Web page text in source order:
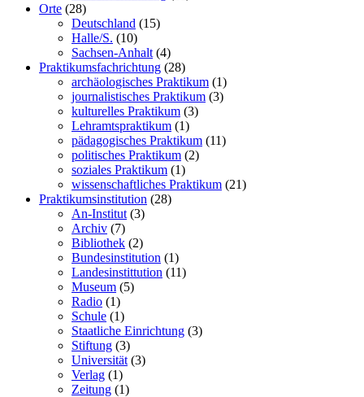
Orte (28)
Deutschland (15)
Halle/S. (10)
Sachsen-Anhalt (4)
Praktikumsfachrichtung (28)
archäologisches Praktikum (1)
journalistisches Praktikum (3)
kulturelles Praktikum (3)
Lehramtspraktikum (1)
pädagogisches Praktikum (11)
politisches Praktikum (2)
soziales Praktikum (1)
wissenschaftliches Praktikum (21)
Praktikumsinstitution (28)
An-Institut (3)
Archiv (7)
Bibliothek (2)
Bundesinstitution (1)
Landesinstittution (11)
Museum (5)
Radio (1)
Schule (1)
Staatliche Einrichtung (3)
Stiftung (3)
Universität (3)
Verlag (1)
Zeitung (1)